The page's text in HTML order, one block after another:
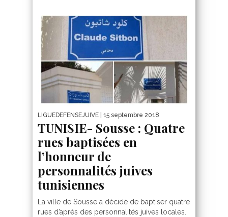
LIGUEDEFENSEJUIVE | 15 septembre 2018
TUNISIE- Sousse : Quatre
rues baptisées en
l’honneur de
personnalités juives
tunisiennes
La ville de Sousse a décidé de baptiser quatre
rues d’après des personnalités juives locales.